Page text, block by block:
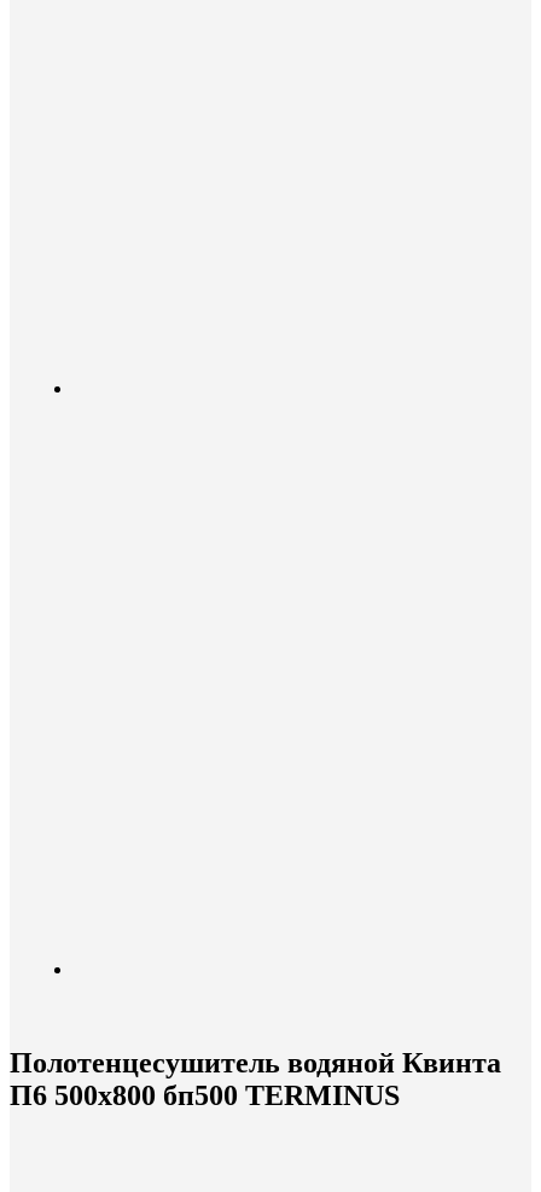
Полотенцесушитель водяной Квинта
П6 500х800 бп500 TERMINUS